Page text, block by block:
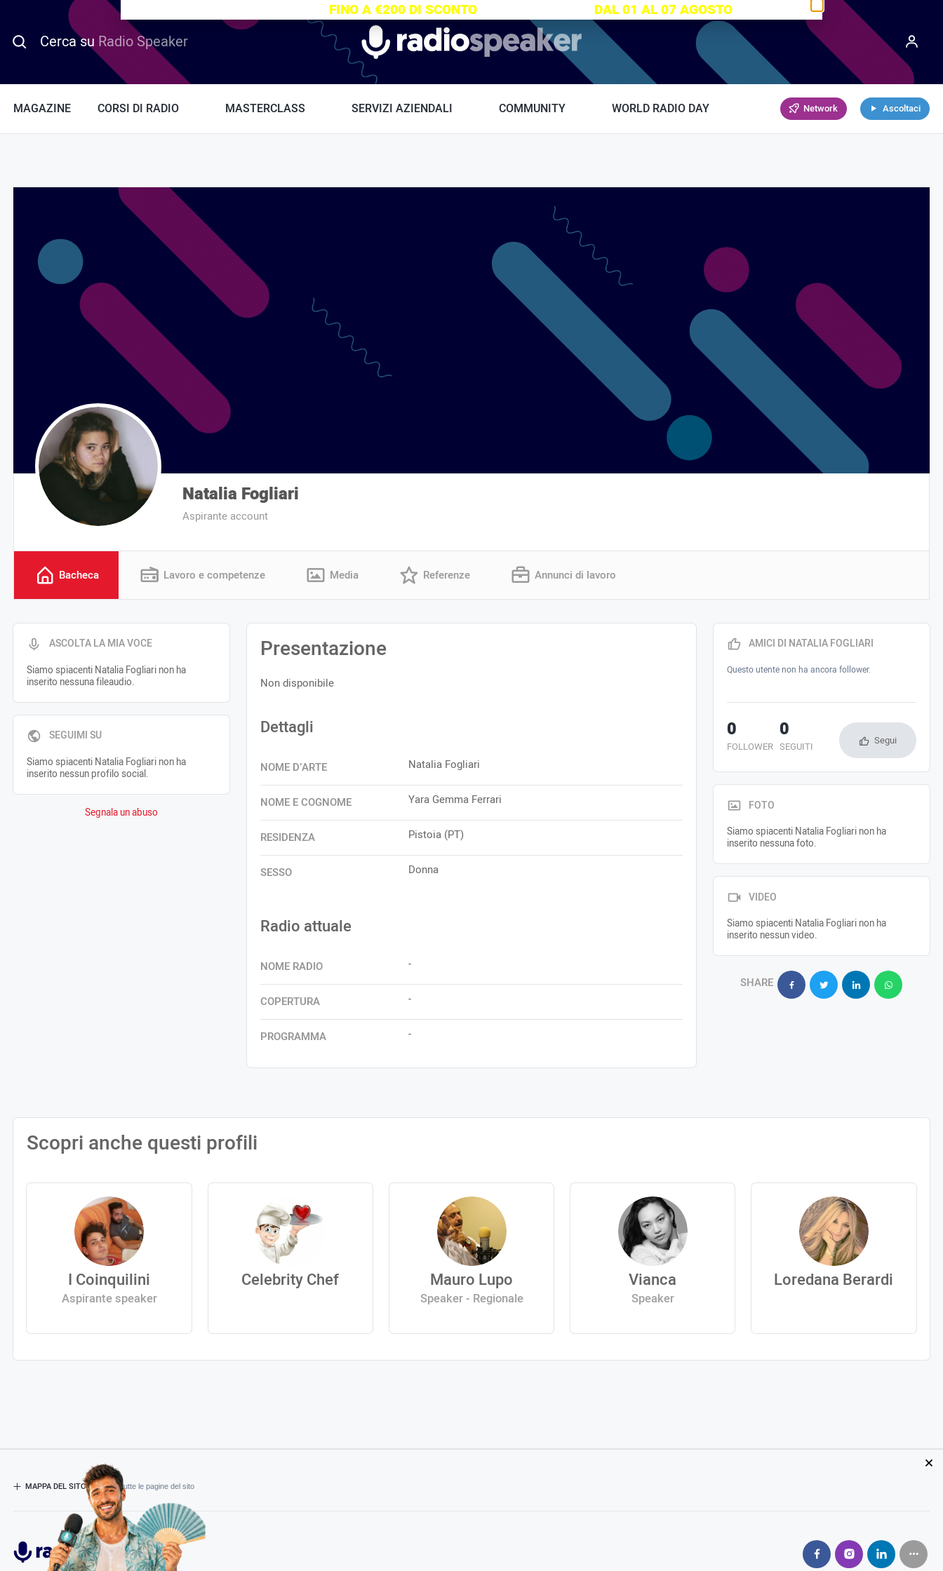
Cerca su Radio Speaker Radiospeaker.it
MAGAZINE CORSI DI RADIO MASTERCLASS SERVIZI AZIENDALI COMMUNITY WORLD RADIO DAY Network Ascoltaci
Natalia Fogliari
Aspirante account
Bacheca Lavoro e competenze Media Referenze Annunci di lavoro
ASCOLTA LA MIA VOCE
Siamo spiacenti Natalia Fogliari non ha
inserito nessuna fileaudio.
SEGUIMI SU
Siamo spiacenti Natalia Fogliari non ha
inserito nessun profilo social.
Segnala un abuso
Presentazione
Non disponibile
Dettagli
NOME D’ARTE Natalia Fogliari
NOME E COGNOME Yara Gemma Ferrari
RESIDENZA Pistoia (PT)
SESSO Donna
Radio attuale
NOME RADIO -
COPERTURA -
PROGRAMMA -
AMICI DI NATALIA FOGLIARI
Questo utente non ha ancora follower.
FOLLOWER
0
SEGUITI
0 Segui
FOTO
Siamo spiacenti Natalia Fogliari non ha
inserito nessuna foto.
VIDEO
Siamo spiacenti Natalia Fogliari non ha
inserito nessun video.
SHARE
Scopri anche questi profili
I Coinquilini
Aspirante speaker
Celebrity Chef Mauro Lupo
Speaker - Regionale
Vianca
Speaker
Loredana Berardi
MAPPA DEL SITO- Esplora tutte le pagine del sito
Radiospeaker.it
FINO A €200 DI SCONTO DAL 01 AL 07 AGOSTO